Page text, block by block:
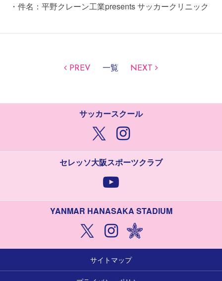
・件名：平野クレーン工業presents サッカークリニック
PREV 一覧 NEXT
サッカースクール
セレッソ大阪スポーツクラブ
YANMAR HANASAKA STADIUM
サイトマップ